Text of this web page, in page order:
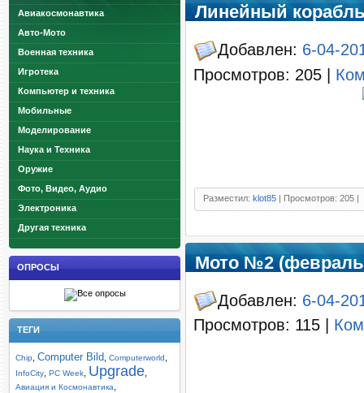
Авиакосмонавтика
Авто-Мото
Военная техника
Игротека
Компьютер и техника
Мобильные
Моделирование
Наука и Техника
Оружие
Фото, Видео, Аудио
Электроника
Другая техника
ОПРОСЫ
ТЕГИ
Chip Computer Bild Computerworld
InfoCity PC Week Upgrade
Авиация и Космонавтика
Линейный
Добавлен: 6-04-
Просмотров: 205 |
Разместил: klot85 | Просмотров: 205 |
Мото №2 (февраль
Добавлен: 6-04-
Просмотров: 115 |